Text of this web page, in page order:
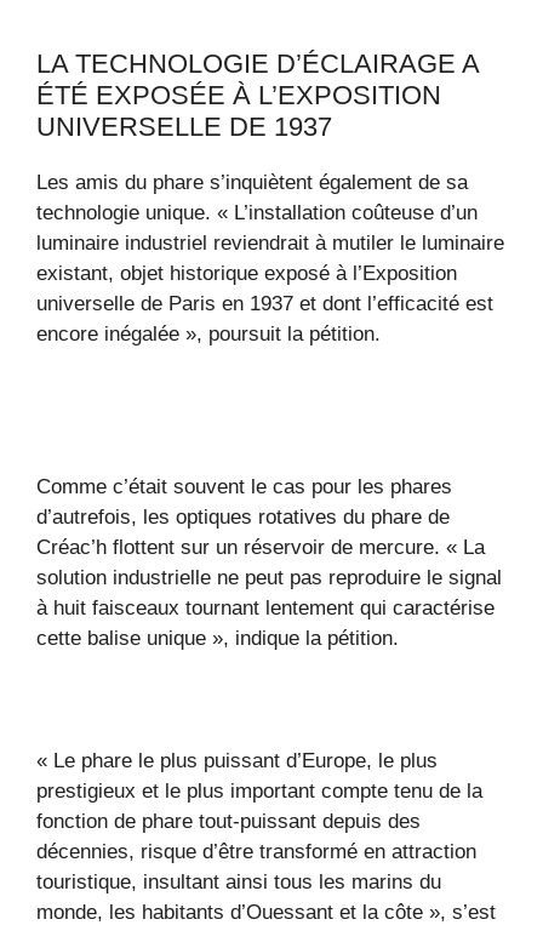
LA TECHNOLOGIE D’ÉCLAIRAGE A
ÉTÉ EXPOSÉE À L’EXPOSITION
UNIVERSELLE DE 1937
Les amis du phare s’inquiètent également de sa
technologie unique. « L’installation coûteuse d’un
luminaire industriel reviendrait à mutiler le luminaire
existant, objet historique exposé à l’Exposition
universelle de Paris en 1937 et dont l’efficacité est
encore inégalée », poursuit la pétition.
Comme c’était souvent le cas pour les phares
d’autrefois, les optiques rotatives du phare de
Créac’h flottent sur un réservoir de mercure. « La
solution industrielle ne peut pas reproduire le signal
à huit faisceaux tournant lentement qui caractérise
cette balise unique », indique la pétition.
« Le phare le plus puissant d’Europe, le plus
prestigieux et le plus important compte tenu de la
fonction de phare tout-puissant depuis des
décennies, risque d’être transformé en attraction
touristique, insultant ainsi tous les marins du
monde, les habitants d’Ouessant et la côte », s’est